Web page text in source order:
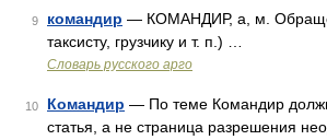
9 командир — КОМАНДИР, а, м.
таксисту, грузчику и т. п.) …
Словарь русского арго
10 Командир — По теме Командир
статья, а не страница разрешения